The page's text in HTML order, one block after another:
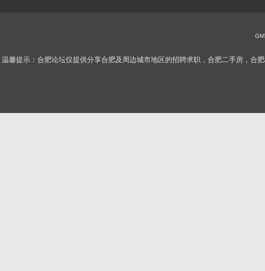
温馨提示：合肥论坛仅提供分享合肥及周边城市地区的招聘求职，合肥二手房，合